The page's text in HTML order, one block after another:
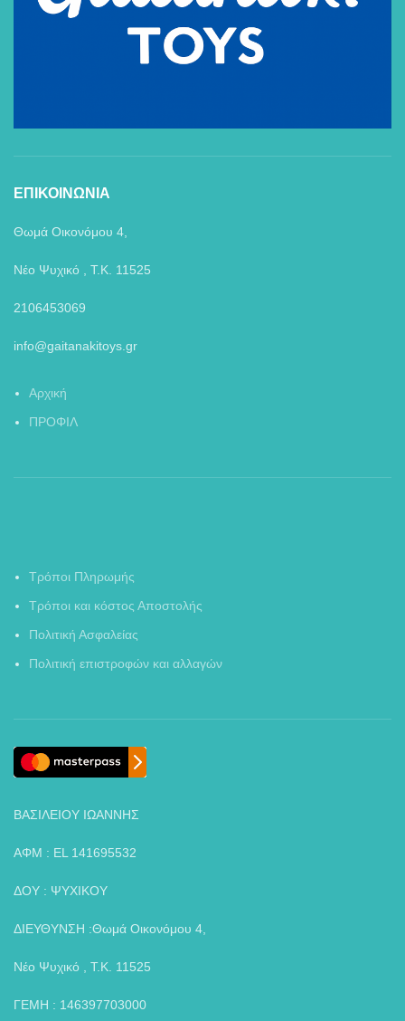
ΕΠΙΚΟΙΝΩΝΙΑ
Θωμά Οικονόμου 4,
Νέο Ψυχικό , Τ.Κ. 11525
2106453069
info@gaitanakitoys.gr
Αρχική
ΠΡΟΦΙΛ
Τρόποι Πληρωμής
Τρόποι και κόστος Αποστολής
Πολιτική Ασφαλείας
Πολιτική επιστροφών και αλλαγών
ΒΑΣΙΛΕΙΟΥ ΙΩΑΝΝΗΣ
ΑΦΜ : EL 141695532
ΔΟΥ : ΨΥΧΙΚΟΥ
ΔΙΕΥΘΥΝΣΗ :Θωμά Οικονόμου 4,
Νέο Ψυχικό , Τ.Κ. 11525
ΓΕΜΗ : 146397703000